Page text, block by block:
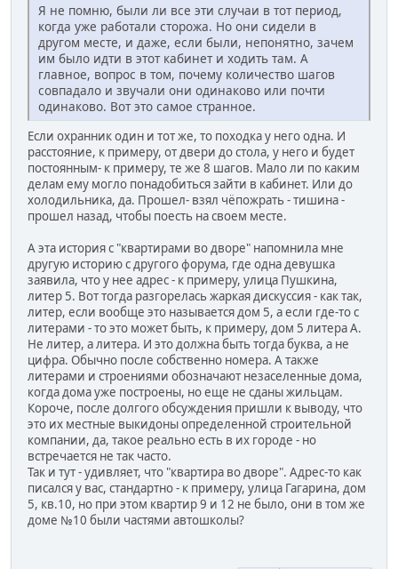
Я не помню, были ли все эти случаи в тот период,
когда уже работали сторожа. Но они сидели в
другом месте, и даже, если были, непонятно, зачем
им было идти в этот кабинет и ходить там. А
главное, вопрос в том, почему количество шагов
совпадало и звучали они одинаково или почти
одинаково. Вот это самое странное.
Если охранник один и тот же, то походка у него одна. И
расстояние, к примеру, от двери до стола, у него и будет
постоянным- к примеру, те же 8 шагов. Мало ли по каким
делам ему могло понадобиться зайти в кабинет. Или до
холодильника, да. Прошел- взял чёпожрать - тишина -
прошел назад, чтобы поесть на своем месте.
А эта история с "квартирами во дворе" напомнила мне
другую историю с другого форума, где одна девушка
заявила, что у нее адрес - к примеру, улица Пушкина,
литер 5. Вот тогда разгорелась жаркая дискуссия - как так,
литер, если вообще это называется дом 5, а если где-то с
литерами - то это может быть, к примеру, дом 5 литера А.
Не литер, а литера. И это должна быть тогда буква, а не
цифра. Обычно после собственно номера. А также
литерами и строениями обозначают незаселенные дома,
когда дома уже построены, но еще не сданы жильцам.
Короче, после долгого обсуждения пришли к выводу, что
это их местные выкидоны определенной строительной
компании, да, такое реально есть в их городе - но
встречается не так часто.
Так и тут - удивляет, что "квартира во дворе". Адрес-то как
писался у вас, стандартно - к примеру, улица Гагарина, дом
5, кв.10, но при этом квартир 9 и 12 не было, они в том же
доме №10 были частями автошколы?